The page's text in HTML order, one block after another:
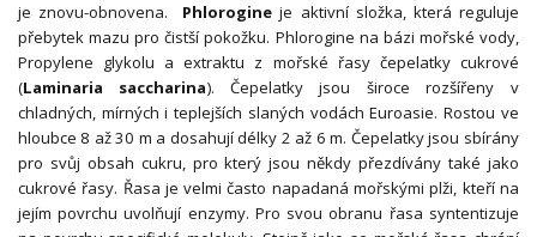
je znovu-obnovena. Phlorogineje aktivní složka, která reguluje
přebytek mazu pro čistší pokožku. Phlorogine na bázi mořské vody,
Propylene glykolu a extraktu z mořské řasy čepelatky cukrové
(Laminaria saccharina). Čepelatky jsou široce rozšířeny v
chladných, mírných i teplejších slaných vodách Euroasie. Rostou ve
hloubce 8 až 30 m a dosahují délky 2 až 6 m. Čepelatky jsou sbírány
pro svůj obsah cukru, pro který jsou někdy přezdívány také jako
cukrové řasy. Řasa je velmi často napadaná mořskými plži, kteří na
jejím povrchu uvolňují enzymy. Pro svou obranu řasa syntentizuje